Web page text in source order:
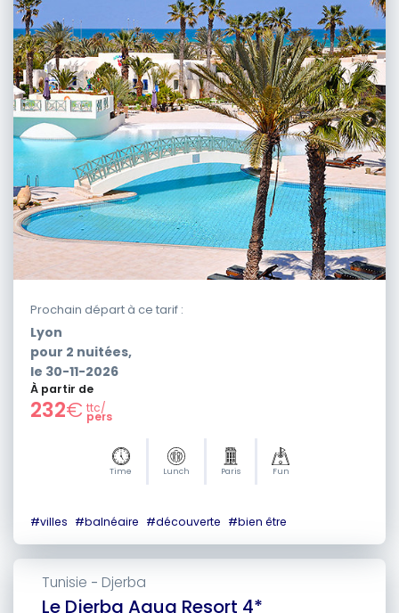
Prochain départ à ce tarif :
Lyon
pour 2 nuitées,
le 30-11-2026
À partir de
232€ ttc/
pers
Time Lunch Paris Fun
#villes #balnéaire #découverte #bien être
Le Djerba Aqua Resort 4*
Tunisie - Djerba